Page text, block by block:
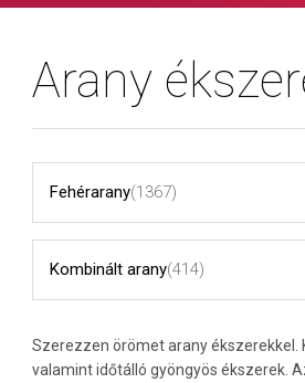
Arany
Fehérarany(1367)
Kombinált arany(414)
Szerezzen örömet arany ékszerekkel.
valamint időtálló gyöngyös ékszerek.